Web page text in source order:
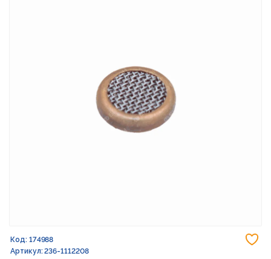
Код: 174988
Артикул: 236-1112208